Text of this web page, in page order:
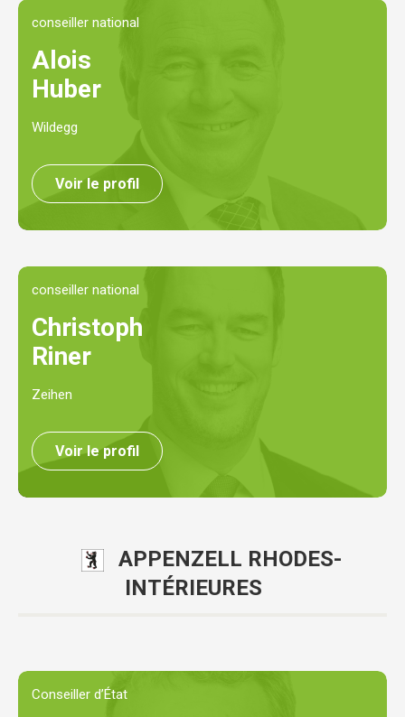
conseiller national
Alois
Huber
Wildegg
Voir le profil
conseiller national
Christoph
Riner
Zeihen
Voir le profil
APPENZELL RHODES-
INTÉRIEURES
Conseiller d’État